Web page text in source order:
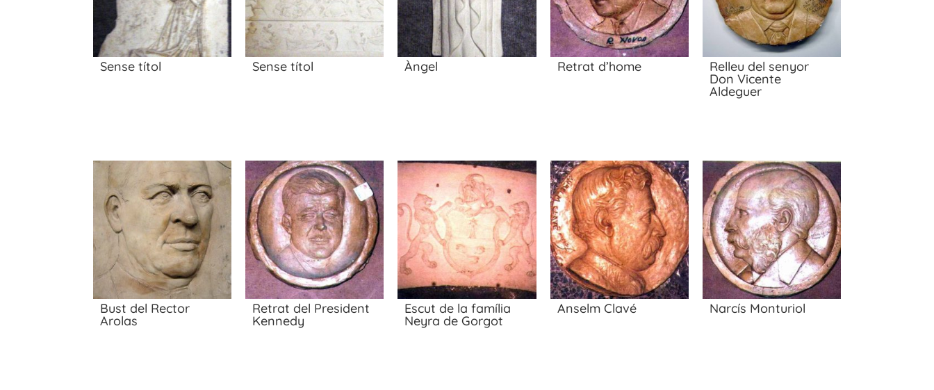
Sense títol Sense títol Àngel Retrat d’home Relleu del senyor
Don Vicente
Aldeguer
Bust del Rector
Arolas
Retrat del President
Kennedy
Escut de la família
Neyra de Gorgot
Anselm Clavé Narcís Monturiol